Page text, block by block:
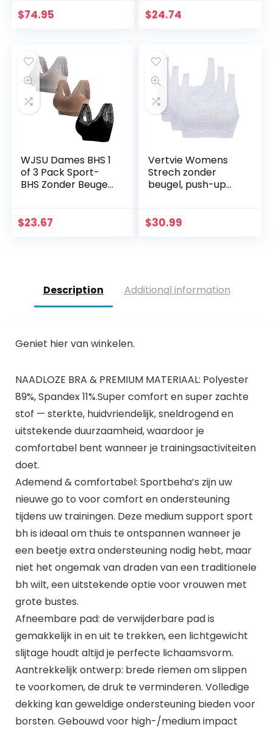
$74.95 $24.74
WJSU Dames BHS 1
of 3 Pack Sport-
BHS Zonder Beugel
Set voor Vrouwen
$23.67
Vertvie Womens
Strech zonder
beugel, push-up
fitness training pak
$30.99
Description Additional information
Geniet hier van winkelen.
NAADLOZE BRA & PREMIUM MATERIAAL: Polyester
89%, Spandex 11%.Super comfort en super zachte
stof — sterkte, huidvriendelijk, sneldrogend en
uitstekende duurzaamheid, waardoor je
comfortabel bent wanneer je trainingsactiviteiten
doet.
Ademend & comfortabel: Sportbeha’s zijn uw
nieuwe go to voor comfort en ondersteuning
tijdens uw trainingen. Deze medium support sport
bh is ideaal om thuis te ontspannen wanneer je
een beetje extra ondersteuning nodig hebt, maar
niet het ongemak van draden van een traditionele
bh wilt, een uitstekende optie voor vrouwen met
grote bustes.
Afneembare pad: de verwijderbare pad is
gemakkelijk in en uit te trekken, een lichtgewicht
slijtage houdt altijd je perfecte lichaamsvorm.
Aantrekkelijk ontwerp: brede riemen om slippen
te voorkomen, de druk te verminderen. Volledige
dekking kan geweldige ondersteuning bieden voor
borsten. Gebouwd voor high-/medium impact